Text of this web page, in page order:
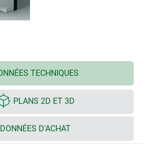
TECHNIQUES
PLANS 2D ET 3D
DONNÉES D'ACHAT